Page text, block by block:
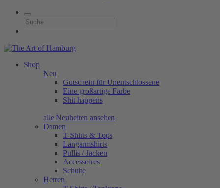
Shop
Neu
Gutschein für Unentschlossene
Eine großartige Farbe
Shit happens
alle Neuheiten ansehen
Damen
T-Shirts & Tops
Langarmshirts
Pullis / Jacken
Accessoires
Schuhe
Herren